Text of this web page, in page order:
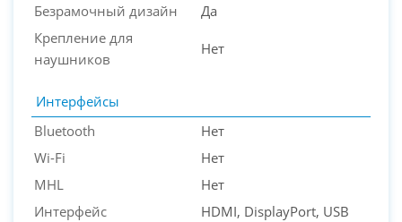
Безрамочный дизайн
Да
Крепление для
наушников
Нет
Интерфейсы
Bluetooth
Нет
Wi-Fi
Нет
MHL
Нет
Интерфейс
HDMI, DisplayPort, USB